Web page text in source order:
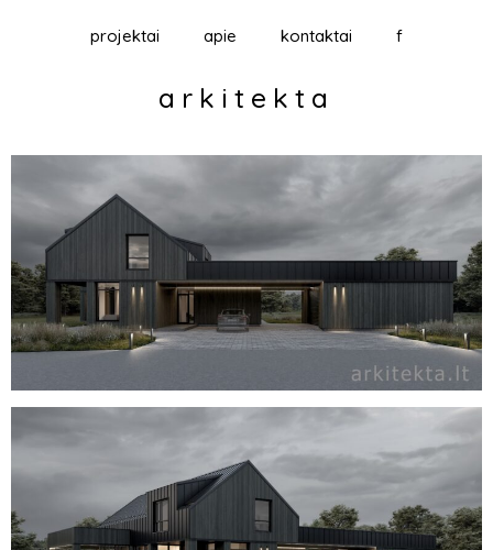
projektai apie kontaktai f
arkitekta